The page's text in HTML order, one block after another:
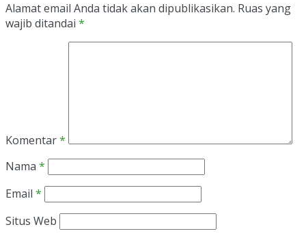
Alamat email Anda tidak akan dipublikasikan. Ruas yang
wajib ditandai *
Komentar*
Nama *
Email *
Situs Web